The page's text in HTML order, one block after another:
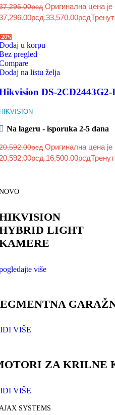
рсд Оригинална цена је
33,570.00рсд
u korpu
pregled
na listu želja
DS-
Na lageru - isporuka 2-5 dana
рсд Оригинална цена је
16,500.00рсд
LIGHT
više
VIŠE
ZA KRILNE
VIŠE
SYSTEMS